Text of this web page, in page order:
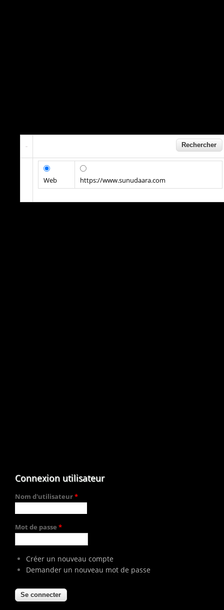
Web https://www.sunudaara.com
Connexion utilisateur
Nom d'utilisateur*
Mot de passe *
Créer un nouveau compte
Demander un nouveau mot de passe